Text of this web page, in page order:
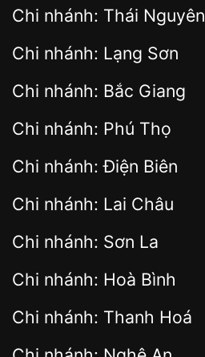
Chi nhánh: Thái Nguyên
Chi nhánh: Lạng Sơn
Chi nhánh: Bắc Giang
Chi nhánh: Phú Thọ
Chi nhánh: Điện Biên
Chi nhánh: Lai Châu
Chi nhánh: Sơn La
Chi nhánh: Hoà Bình
Chi nhánh: Thanh Hoá